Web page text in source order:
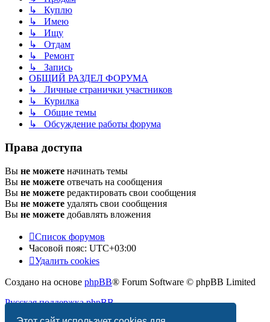
↳ Куплю
↳ Имею
↳ Ищу
↳ Отдам
↳ Ремонт
↳ Запись
ОБЩИЙ РАЗДЕЛ ФОРУМА
↳ Личные странички участников
↳ Курилка
↳ Общие темы
↳ Обсуждение работы форума
Права доступа
Вы не можете начинать темы
Вы не можете отвечать на сообщения
Вы не можете редактировать свои сообщения
Вы не можете удалять свои сообщения
Вы не можете добавлять вложения
Список форумов
Часовой пояс: UTC+03:00
Удалить cookies
Создано на основе phpBB® Forum Software © phpBB Limited
Русская поддержка phpBB